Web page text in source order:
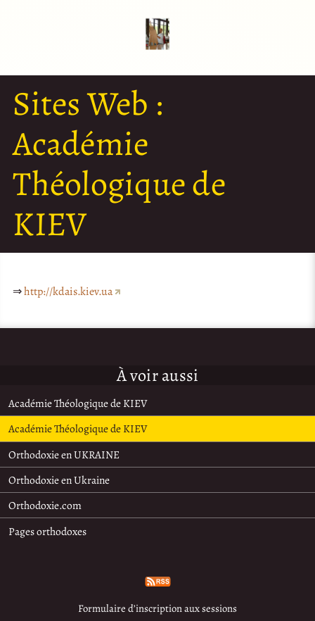
Sites Web :
Académie
Théologique de
KIEV
⇒http://kdais.kiev.ua
À voir aussi
Académie Théologique de KIEV
Académie Théologique de KIEV
Orthodoxie en UKRAINE
Orthodoxie en Ukraine
Orthodoxie.com
Pages orthodoxes
Formulaire d’inscription aux sessions